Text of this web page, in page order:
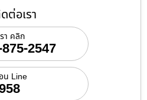
ต่อเรา
า คลิก
2547
น Line